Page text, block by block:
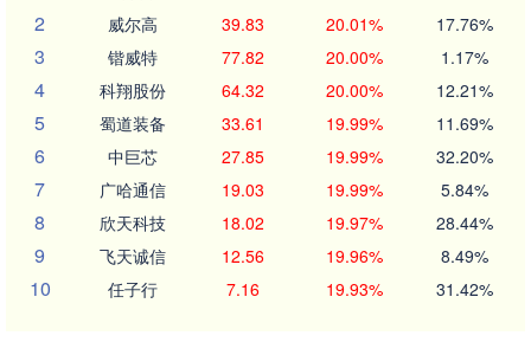
2 威尔高 39.83 20.01% 17.76%
3 锴威特 77.82 20.00% 1.17%
4 科翔股份 64.32 20.00% 12.21%
5 蜀道装备 33.61 19.99% 11.69%
6 中巨芯 27.85 19.99% 32.20%
7 广哈通信 19.03 19.99% 5.84%
8 欣天科技 18.02 19.97% 28.44%
9 飞天诚信 12.56 19.96% 8.49%
10 任子行 7.16 19.93% 31.42%